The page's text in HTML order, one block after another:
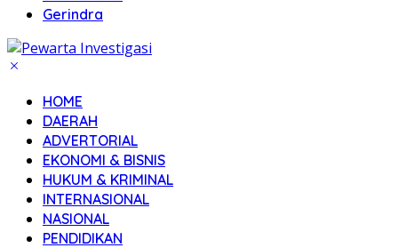
Gerindra
HOME
DAERAH
ADVERTORIAL
EKONOMI & BISNIS
HUKUM & KRIMINAL
INTERNASIONAL
NASIONAL
PENDIDIKAN